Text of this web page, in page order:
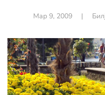
Мар 9, 2009 |